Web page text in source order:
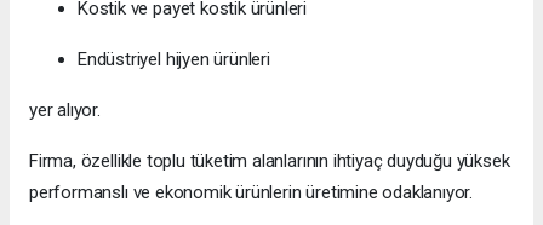
Kostik ve payet kostik ürünleri
Endüstriyel hijyen ürünleri
yer alıyor.
Firma, özellikle toplu tüketim alanlarının ihtiyaç duyduğu yüksek
performanslı ve ekonomik ürünlerin üretimine odaklanıyor.